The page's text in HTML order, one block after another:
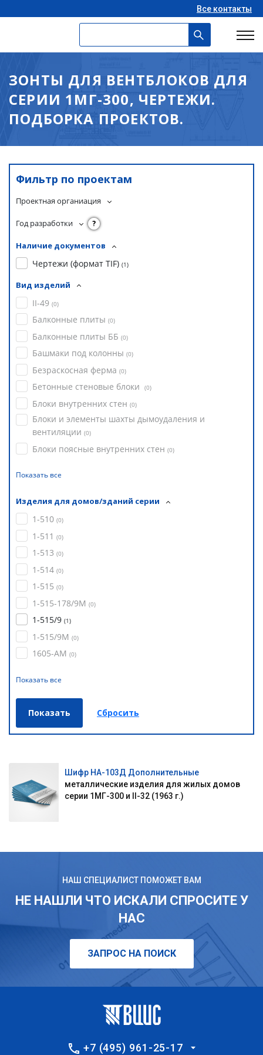
Все контакты
ЗОНТЫ ДЛЯ ВЕНТБЛОКОВ ДЛЯ
СЕРИИ 1МГ-300, ЧЕРТЕЖИ.
ПОДБОРКА ПРОЕКТОВ.
Фильтр по проектам
Проектная органиация
Год разработки ?
Наличие документов
Чертежи (формат TIF) (1)
Вид изделий
II-49 (0)
Балконные плиты (0)
Балконные плиты ББ (0)
Башмаки под колонны (0)
Безраскосная ферма (0)
Бетонные стеновые блоки (0)
Блоки внутренних стен (0)
Блоки и элементы шахты дымоудаления и
вентиляции (0)
Блоки поясные внутренних стен (0)
Показать все
Изделия для домов/зданий серии
1-510 (0)
1-511 (0)
1-513 (0)
1-514 (0)
1-515 (0)
1-515-178/9М (0)
1-515/9 (1)
1-515/9М (0)
1605-АМ (0)
Показать все
Шифр НА-103Д Дополнительные
металлические изделия для жилых домов
серии 1МГ-300 и II-32 (1963 г.)
НАШ СПЕЦИАЛИСТ ПОМОЖЕТ ВАМ
НЕ НАШЛИ ЧТО ИСКАЛИ СПРОСИТЕ У
НАС
ЗАПРОС НА ПОИСК
+7 (495) 961-25-17